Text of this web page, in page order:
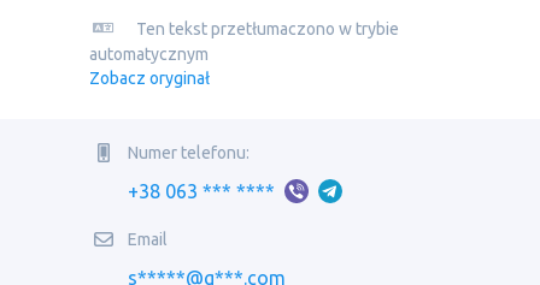
Ten tekst przetłumaczono w trybie
automatycznym
Zobacz oryginał
Numer telefonu:
+38 063 *** ****
Email
s*****@g***.com